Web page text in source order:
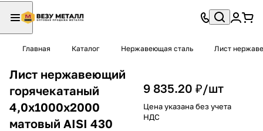
Главная Каталог Нержавеющая сталь Лист
Лист нержавеющий
горячекатаный
4,0х1000х2000
матовый AISI 430
9 835.20 ₽/шт
Цена указана без учета
НДС